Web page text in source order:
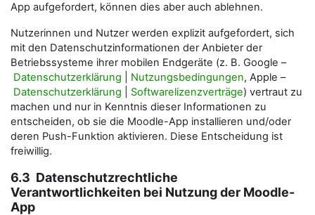
App aufgefordert, können dies aber auch ablehnen.
Nutzerinnen und Nutzer werden explizit aufgefordert, sich
mit den Datenschutzinformationen der Anbieter der
Betriebssysteme ihrer mobilen Endgeräte (z. B. Google –
Datenschutzerklärung
Nutzungsbedingungen, Apple –
Datenschutzerklärung
Softwarelizenzverträge) vertraut zu
machen und nur in Kenntnis dieser Informationen zu
entscheiden, ob sie die Moodle-App installieren und/oder
deren Push-Funktion aktivieren. Diese Entscheidung ist
freiwillig.
6.3 Datenschutzrechtliche
Verantwortlichkeiten bei Nutzung der Moodle-
App